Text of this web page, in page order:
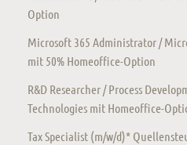
Option
Microsoft 365 Administrator /
mit 50% Homeoffice-Option
R&D Researcher / Process
Technologies mit Homeoffice-
Tax Specialist (m/w/d)*